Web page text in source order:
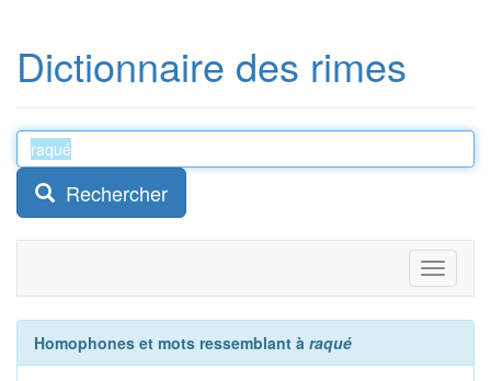
Dictionnaire des rimes
Rechercher
Toggle
Homophones et mots ressemblant à raqué